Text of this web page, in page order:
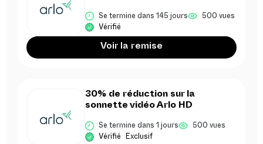
Se termine dans 145 jours 500 vues
Vérifié
Voir la remise
30% de réduction sur la
sonnette vidéo Arlo HD
Se termine dans 1 jours 500 vues
Vérifié Exclusif